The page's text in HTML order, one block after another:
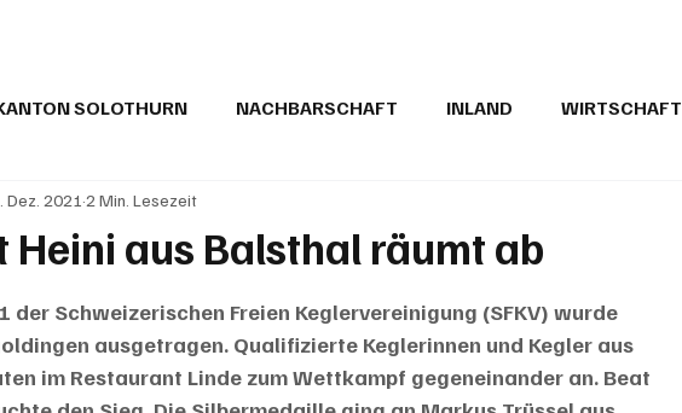
SOLOTHURN NACHBARSCHAFT INLAND WIRTSCHAFT
LESERBRIEFE
Heini aus Balsthal räumt ab
Dez. 2021 2 Min. Lesezeit
der Schweizerischen Freien Keglervereinigung (SFKV) wurde
ausgetragen. Qualifizierte Keglerinnen und Kegler aus
im Restaurant Linde zum Wettkampf gegeneinander an. Beat